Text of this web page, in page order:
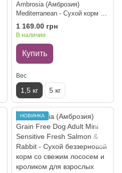
Ambrosia (Амброзия)
Mediterranean - Сухой корм с
ягненком для взрослых собак,
1.5 кг
1 169.00 грн
В наличии
Купить
Вес
1,5 кг 5 кг
НОВИНКА